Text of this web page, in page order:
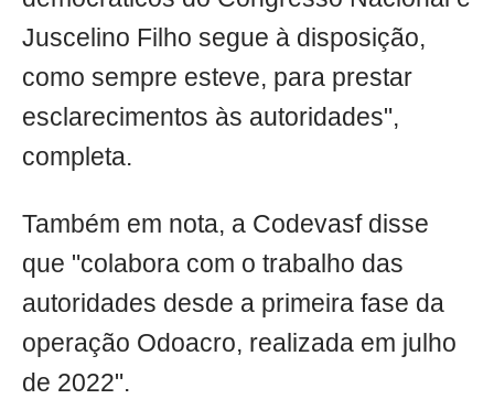
Juscelino Filho segue à disposição,
como sempre esteve, para prestar
esclarecimentos às autoridades",
completa.
Também em nota, a Codevasf disse
que "colabora com o trabalho das
autoridades desde a primeira fase da
operação Odoacro, realizada em julho
de 2022".